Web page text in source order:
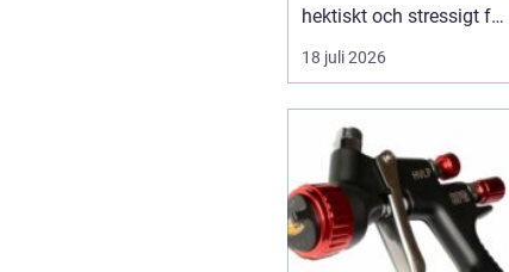
hektiskt och stressigt för
många familjer.
Konflikter och problem
mellan partners och i
familjen som helhet.
Därför kan
familjerådgivning vara
ett vik...
18 juli 2026